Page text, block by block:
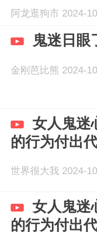
阿龙逛狗市 2024-
鬼迷日眼
金刚芭比熊 2024-
女人鬼迷
的行为付出
世界很大我 2024-
女人鬼迷
的行为付出